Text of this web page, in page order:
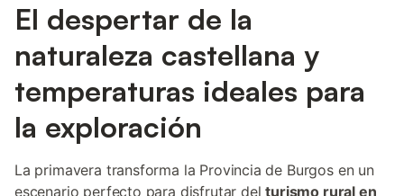
El despertar de la
naturaleza castellana y
temperaturas ideales para
la exploración
La primavera transforma la Provincia de Burgos en un
escenario perfecto para disfrutar delturismo rural en